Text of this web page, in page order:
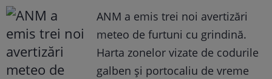
ANM a emis trei noi avertizări
meteo de furtuni cu grindină.
Harta zonelor vizate de codurile
galben și portocaliu de vreme